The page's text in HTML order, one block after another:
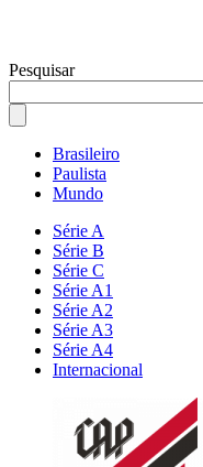
Pesquisar
Brasileiro
Paulista
Mundo
Série A
Série B
Série C
Série A1
Série A2
Série A3
Série A4
Internacional